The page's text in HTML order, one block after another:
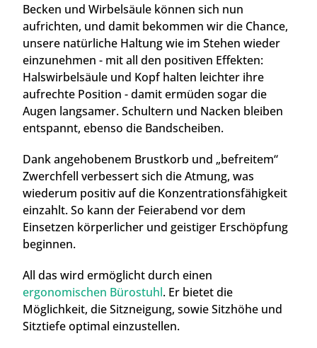
Becken und Wirbelsäule können sich nun
aufrichten, und damit bekommen wir die Chance,
unsere natürliche Haltung wie im Stehen wieder
einzunehmen - mit all den positiven Effekten:
Halswirbelsäule und Kopf halten leichter ihre
aufrechte Position - damit ermüden sogar die
Augen langsamer. Schultern und Nacken bleiben
entspannt, ebenso die Bandscheiben.
Dank angehobenem Brustkorb und „befreitem“
Zwerchfell verbessert sich die Atmung, was
wiederum positiv auf die Konzentrationsfähigkeit
einzahlt. So kann der Feierabend vor dem
Einsetzen körperlicher und geistiger Erschöpfung
beginnen.
All das wird ermöglicht durch einen
ergonomischen Bürostuhl. Er bietet die
Möglichkeit, die Sitzneigung, sowie Sitzhöhe und
Sitztiefe optimal einzustellen.